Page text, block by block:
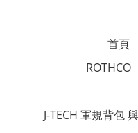
首頁
ROTHCO
J-TECH 軍規背包